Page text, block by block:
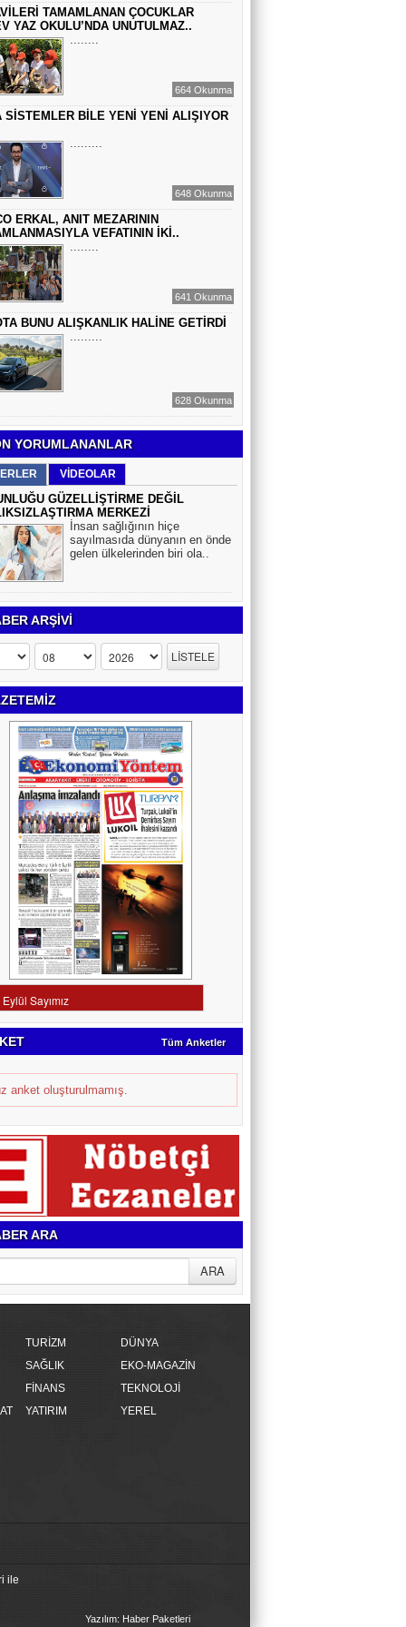
GEÇMİŞİN SIRLARINA VAKIF OLUN
EMİR EMİRHANOĞLU
BAYRAMDA ARA VERİN
MACİT SOYDAN
DÜNYANIN MERKEZİNDE YAŞADIĞINI
SANANLAR...
TAMAMLANAN ÇOCUKLAR
YAZ OKULU’NDA UNUTULMAZ..
........
664 Okunma
SİSTEMLER BİLE YENİ YENİ ALIŞIYOR
.........
648 Okunma
ERKAL, ANIT MEZARININ
VEFATININ İKİ..
........
641 Okunma
BUNU ALIŞKANLIK HALİNE GETİRDİ
.........
628 Okunma
YORUMLANANLAR
VİDEOLAR
GÜZELLİŞTİRME DEĞİL
MERKEZİ
İnsan sağlığının hiçe
sayılmasıda dünyanın en önde
gelen ülkelerinden biri ola..
ARŞİVİ
Tüm Anketler
anket oluşturulmamış.
ARA
TURİZM
DÜNYA
SAĞLIK
EKO-MAGAZİN
FİNANS
TEKNOLOJİ
YATIRIM YEREL
ile
Yazılım: Haber Paketleri